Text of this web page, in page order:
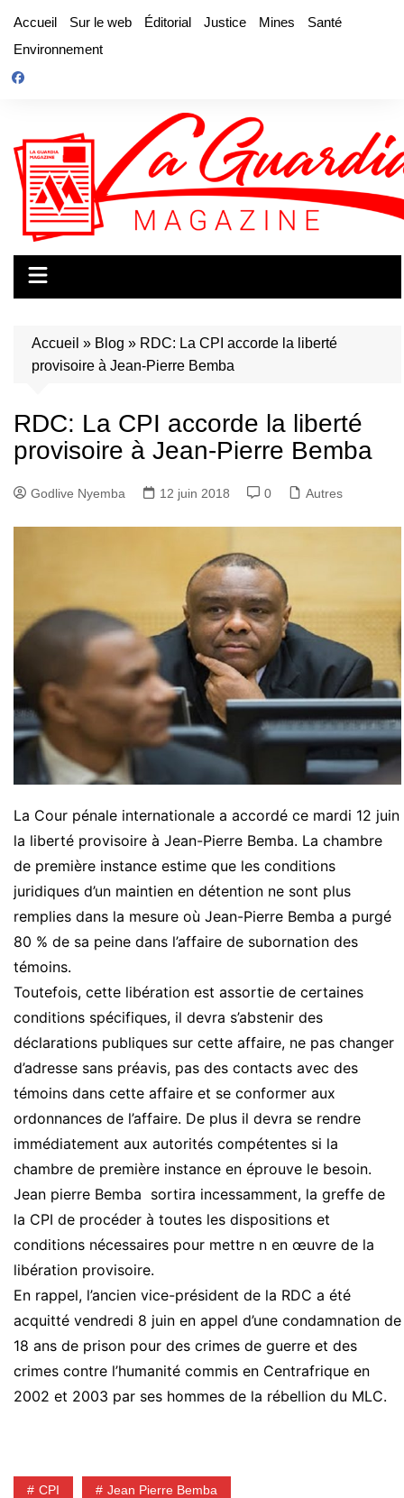
contenu
Accueil Sur le web Éditorial Justice Mines
Santé
Environnement
Accueil » Blog » RDC: La CPI accorde la liberté
provisoire à Jean-Pierre Bemba
RDC: La CPI accorde la liberté
provisoire à Jean-Pierre Bemba
Godlive Nyemba 12 juin 2018 0 Autres
La Cour pénale internationale a accordé ce mardi 12 juin
la liberté provisoire à Jean-Pierre Bemba. La chambre
de première instance estime que les conditions
juridiques d’un maintien en détention ne sont plus
remplies dans la mesure où Jean-Pierre Bemba a purgé
80 % de sa peine dans l’affaire de subornation des
témoins.
Toutefois, cette libération est assortie de certaines
conditions spécifiques, il devra s’abstenir des
déclarations publiques sur cette affaire, ne pas changer
d’adresse sans préavis, pas des contacts avec des
témoins dans cette affaire et se conformer aux
ordonnances de l’affaire. De plus il devra se rendre
immédiatement aux autorités compétentes si la
chambre de première instance en éprouve le besoin.
Jean pierre Bemba sortira incessamment, la greffe de
la CPI de procéder à toutes les dispositions et
conditions nécessaires pour mettre n en œuvre de la
libération provisoire.
En rappel, l’ancien vice-président de la RDC a été
acquitté vendredi 8 juin en appel d’une condamnation de
18 ans de prison pour des crimes de guerre et des
crimes contre l’humanité commis en Centrafrique en
2002 et 2003 par ses hommes de la rébellion du MLC.
CPI Jean Pierre Bemba